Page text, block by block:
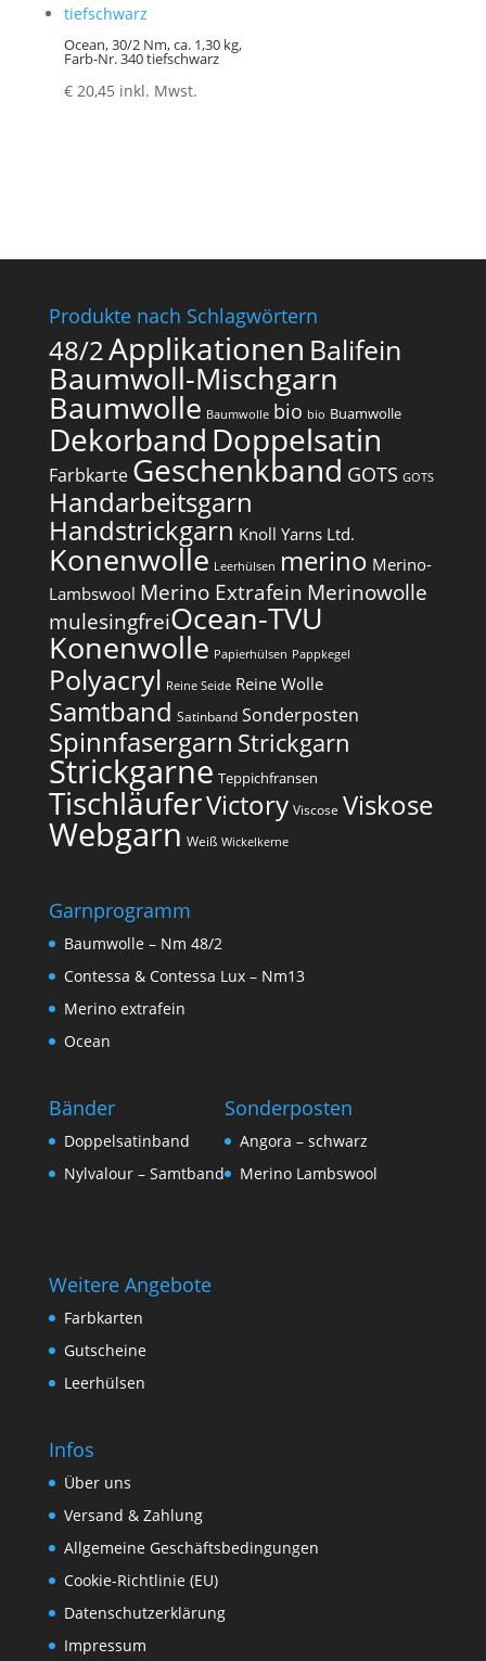
Ocean, 30/2 Nm, ca. 1,30 kg,
Farb-Nr. 340 tiefschwarz
€20,45 inkl. Mwst.
Produkte nach Schlagwörtern
48/2Applikationen Balifein
Baumwoll-Mischgarn
Baumwolle Baumwolle bio bio Buamwolle
Dekorband Doppelsatin
Farbkarte Geschenkband GOTS GOTS
Handarbeitsgarn
Handstrickgarn Knoll Yarns Ltd.
Konenwolle Leerhülsen merino Merino-
Lambswool Merino Extrafein Merinowolle
mulesingfrei​Ocean-TVU
Konenwolle Papierhülsen Pappkegel
Polyacryl Reine Seide Reine Wolle
Samtband Satinband Sonderposten
Spinnfasergarn Strickgarn
Strickgarne Teppichfransen
TischläuferVictory Viscose Viskose
Webgarn Weiß Wickelkerne
Garnprogramm
Baumwolle – Nm 48/2
Contessa & Contessa Lux – Nm13
Merino extrafein
Ocean
Bänder
Doppelsatinband
Nylvalour – Samtband
Sonderposten
Angora – schwarz
Merino Lambswool
Weitere Angebote
Farbkarten
Gutscheine
Leerhülsen
Infos
Über uns
Versand & Zahlung
Allgemeine Geschäftsbedingungen
Cookie-Richtlinie (EU)
Datenschutzerklärung
Impressum